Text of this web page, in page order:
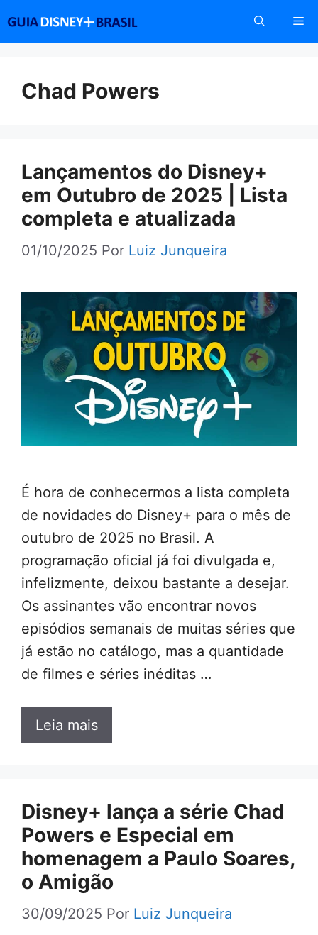
conteúdo
Chad Powers
Lançamentos do Disney+
em Outubro de 2025 | Lista
completa e atualizada
01/10/2025 Por Luiz Junqueira
É hora de conhecermos a lista completa
de novidades do Disney+ para o mês de
outubro de 2025 no Brasil. A
programação oficial já foi divulgada e,
infelizmente, deixou bastante a desejar.
Os assinantes vão encontrar novos
episódios semanais de muitas séries que
já estão no catálogo, mas a quantidade
de filmes e séries inéditas …
Leia mais
Disney+ lança a série Chad
Powers e Especial em
homenagem a Paulo Soares,
o Amigão
30/09/2025 Por Luiz Junqueira